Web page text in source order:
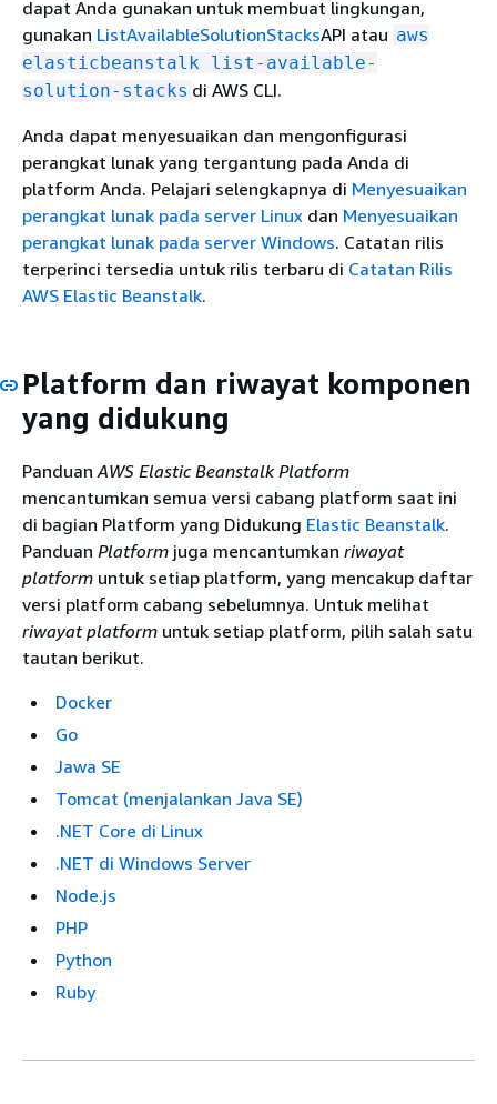
dapat Anda gunakan untuk membuat lingkungan,
gunakan ListAvailableSolutionStacksAPI atau aws
elasticbeanstalk list-available-
solution-stacks di AWS CLI.
Anda dapat menyesuaikan dan mengonfigurasi
perangkat lunak yang tergantung pada Anda di
platform Anda. Pelajari selengkapnya di Menyesuaikan
perangkat lunak pada server Linux dan Menyesuaikan
perangkat lunak pada server Windows. Catatan rilis
terperinci tersedia untuk rilis terbaru di Catatan Rilis
AWS Elastic Beanstalk.
Platform dan riwayat komponen
yang didukung
Panduan AWS Elastic Beanstalk Platform
mencantumkan semua versi cabang platform saat ini
di bagian Platform yang Didukung Elastic Beanstalk.
Panduan Platform juga mencantumkan riwayat
platform untuk setiap platform, yang mencakup daftar
versi platform cabang sebelumnya. Untuk melihat
riwayat platform untuk setiap platform, pilih salah satu
tautan berikut.
Docker
Go
Jawa SE
Tomcat (menjalankan Java SE)
.NET Core di Linux
.NET di Windows Server
Node.js
PHP
Python
Ruby